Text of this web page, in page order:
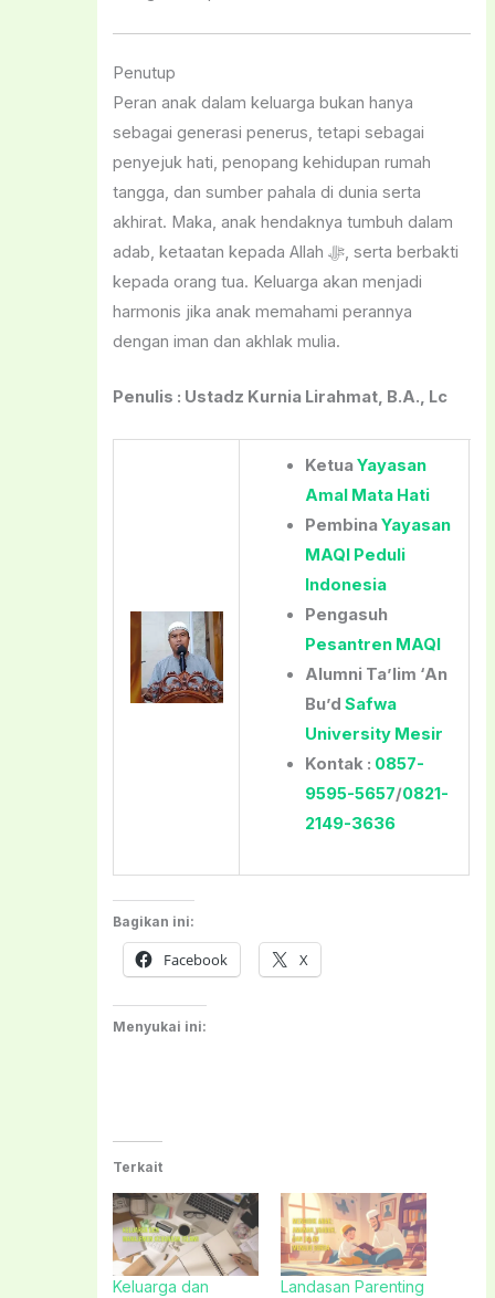
Penutup
Peran anak dalam keluarga bukan hanya
sebagai generasi penerus, tetapi sebagai
penyejuk hati, penopang kehidupan rumah
tangga, dan sumber pahala di dunia serta
akhirat. Maka, anak hendaknya tumbuh dalam
adab, ketaatan kepada Allah ﷻ, serta berbakti
kepada orang tua. Keluarga akan menjadi
harmonis jika anak memahami perannya
dengan iman dan akhlak mulia.
Penulis : Ustadz Kurnia Lirahmat, B.A., Lc
Ketua Yayasan
Amal Mata Hati
Pembina Yayasan
MAQI Peduli
Indonesia
Pengasuh
Pesantren MAQI
Alumni Ta’lim ‘An
Bu’d Safwa
University Mesir
Kontak : 0857-
9595-5657/0821-
2149-3636
Bagikan ini:
Facebook X
Menyukai ini:
Terkait
Keluarga dan
Landasan Parenting